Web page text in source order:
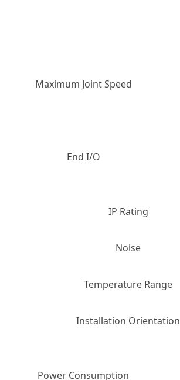
Maximum Joint Speed
End I/O
IP Rating
Noise
Temperature Range
Installation Orientation
Power Consumption